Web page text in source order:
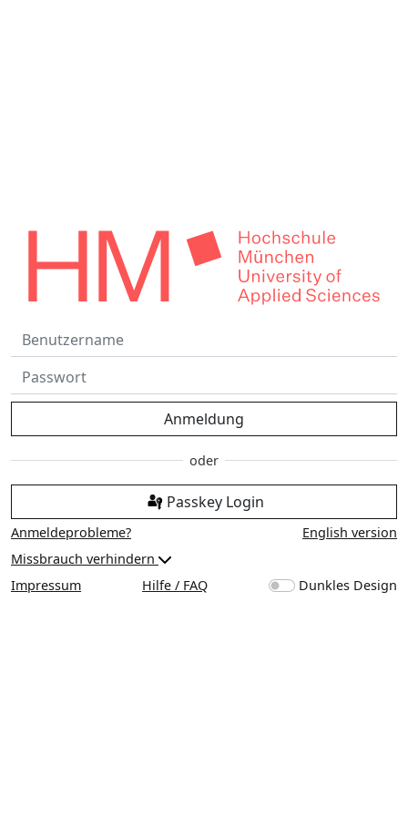
Anmeldung
Passkey Login
Anmeldeprobleme?
English version
Missbrauch verhindern
Impressum
Hilfe / FAQ Dunkles Design